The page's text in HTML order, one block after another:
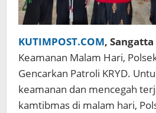
KUTIMPOST.COM, Sangatta
Keamanan Malam Hari,
Gencarkan Patroli KRYD.
keamanan dan mencegah
kamtibmas di malam hari,